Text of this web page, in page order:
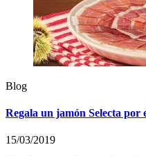
Blog
Regala un jamón Selecta por
15/03/2019